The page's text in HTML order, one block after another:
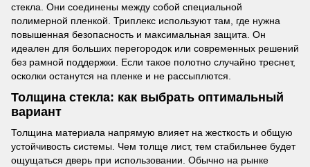
стекла. Они соединены между собой специальной
полимерной пленкой. Триплекс используют там, где нужна
повышенная безопасность и максимальная защита. Он
идеален для больших перегородок или современных решений
без рамной поддержки. Если такое полотно случайно треснет,
осколки останутся на пленке и не рассыплются.
Толщина стекла: как выбрать оптимальный
вариант
Толщина материала напрямую влияет на жесткость и общую
устойчивость системы. Чем толще лист, тем стабильнее будет
ощущаться дверь при использовании. Обычно на рынке